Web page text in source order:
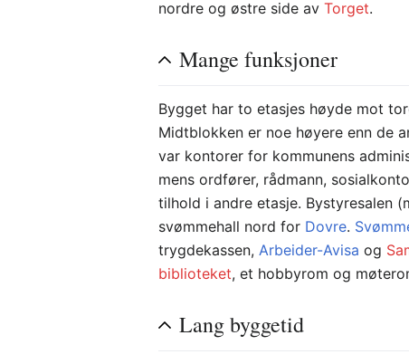
nordre og østre side avTorget.
Mange funksjoner
Bygget har to etasjes høyde mot
Midtblokken er noe høyere enn de
var kontorer for kommunens
mens ordfører, rådmann,
tilhold i andre etasje. Bystyresalen
svømmehall nord for Dovre.
trygdekassen,Arbeider-Avisa og
biblioteket, et hobbyrom og
Lang byggetid